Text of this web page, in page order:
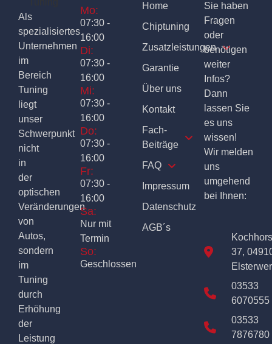
Als
spezialisiertes
Unternehmen
im
Bereich
Tuning
liegt
unser
Schwerpunkt
nicht
in
der
optischen
Veränderungen
von
Autos,
sondern
im
Tuning
durch
Erhöhung
der
Leistung
Mo:
07:30 -
16:00
Di:
07:30 -
16:00
Mi:
07:30 -
16:00
Do:
07:30 -
16:00
Fr:
07:30 -
16:00
Sa:
Nur mit
Termin
So:
Geschlossen
Home
Chiptuning
Zusatzleistungen
Garantie
Über uns
Kontakt
Fach-
Beiträge
FAQ
Impressum
Datenschutz
AGB´s
Sie haben
Fragen
oder
benötigen
weiter
Infos?
Dann
lassen Sie
es uns
wissen!
Wir melden
uns
umgehend
bei Ihnen:
37,
03533
6070555
03533
7876780